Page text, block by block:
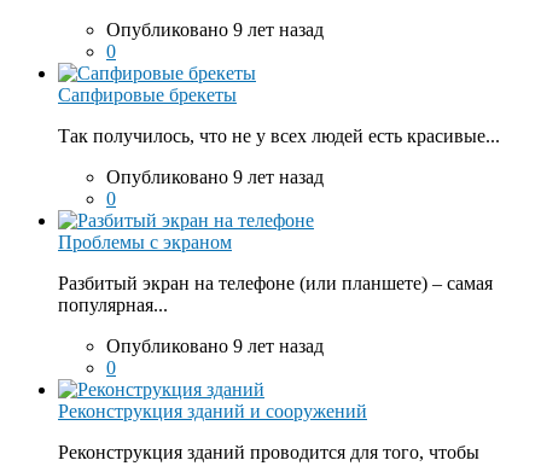
Опубликовано 9 лет назад
0
Сапфировые брекеты
Так получилось, что не у всех людей есть красивые...
Опубликовано 9 лет назад
0
Проблемы с экраном
Разбитый экран на телефоне (или планшете) – самая
популярная...
Опубликовано 9 лет назад
0
Реконструкция зданий и сооружений
Реконструкция зданий проводится для того, чтобы